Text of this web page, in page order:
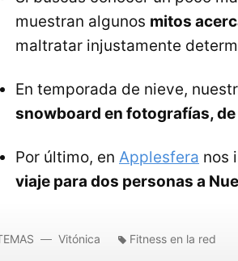
muestran algunos mitos
maltratar injustamente
En temporada de nieve,
snowboard en fotografías, de
Por último, en Applesfera nos
viaje para dos personas a
Vitónica Fitness en la red